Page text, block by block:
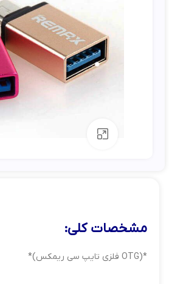
مشخصات کلی:
*(OTG فلزی تایپ سی ریمکس)*